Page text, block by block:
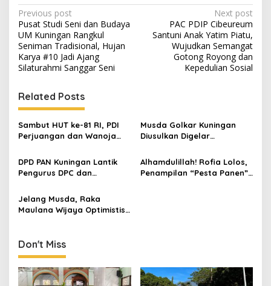
Post
navigation
Previous post
Pusat Studi Seni dan Budaya
UM Kuningan Rangkul
Seniman Tradisional, Hujan
Karya #10 Jadi Ajang
Silaturahmi Sanggar Seni
Next post
PAC PDIP Cibeureum
Santuni Anak Yatim Piatu,
Wujudkan Semangat
Gotong Royong dan
Kepedulian Sosial
Related Posts
Sambut HUT ke-81 RI, PDI
Perjuangan dan Wanoja
Kebersamaan Bersama
Karang Taruna
Musda Golkar Kuningan
Diusulkan Digelar
Mulai Matangkan Persiapan
DPD PAN Kuningan Lantik
Pengurus DPC dan
Minimal Satu Dapil Satu
Kursi
Alhamdulillah! Rofia Lolos,
Penampilan “Pesta Panen”
Jelang Musda, Raka
Maulana Wijaya Optimistis
Don't Miss